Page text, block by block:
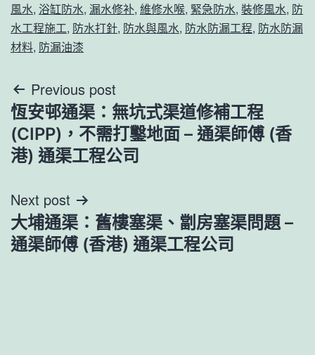
風水, 浴缸防水, 漏水修补, 維修水喉, 緊急防水, 裝修風水, 防
水工程施工, 防水打針, 防水與風水, 防水防漏工程, 防水防漏
材料, 防漏油漆
文
章
導
覽
Previous post
恆安邨通渠：無坑式渠道修補工程
(CIPP)，不需打鑿地面 – 通渠師傅 (香
港) 通渠工程公司
Next post
大埔通渠：舊樓塞渠、劏房塞渠問題 –
通渠師傅 (香港) 通渠工程公司